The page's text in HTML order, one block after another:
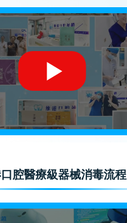
腔醫療級器械消毒流程